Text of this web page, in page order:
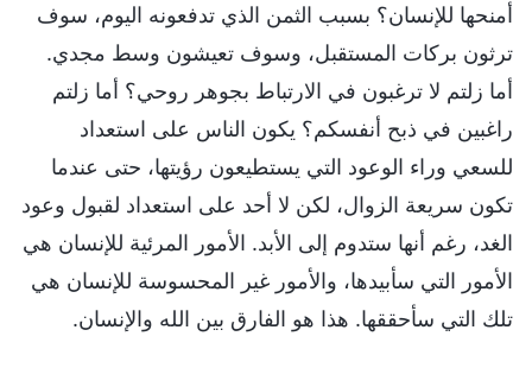
أمنحها للإنسان؟ بسبب الثمن الذي تدفعونه اليوم، سوف
ترثون بركات المستقبل، وسوف تعيشون وسط مجدي.
أما زلتم لا ترغبون في الارتباط بجوهر روحي؟ أما زلتم
راغبين في ذبح أنفسكم؟ يكون الناس على استعداد
للسعي وراء الوعود التي يستطيعون رؤيتها، حتى عندما
تكون سريعة الزوال، لكن لا أحد على استعداد لقبول وعود
الغد، رغم أنها ستدوم إلى الأبد. الأمور المرئية للإنسان هي
الأمور التي سأبيدها، والأمور غير المحسوسة للإنسان هي
تلك التي سأحققها. هذا هو الفارق بين الله والإنسان.